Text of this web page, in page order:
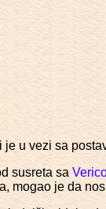
je u vezi sa
susreta sa
mogao je da